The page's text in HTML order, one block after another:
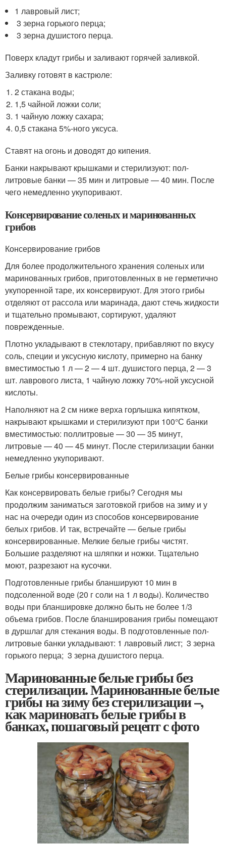
1 лавровый лист;
3 зерна горького перца;
3 зерна душистого перца.
Поверх кладут грибы и заливают горячей заливкой.
Заливку готовят в кастрюле:
2 стакана воды;
1,5 чайной ложки соли;
1 чайную ложку сахара;
0,5 стакана 5%-ного уксуса.
Ставят на огонь и доводят до кипения.
Банки накрывают крышками и стерилизуют: пол-
литровые банки — 35 мин и литровые — 40 мин. После
чего немедленно укупоривают.
Консервирование соленых и маринованных
грибов
Консервирование грибов
Для более продолжительного хранения соленых или
маринованных грибов, приготовленных в не герметично
укупоренной таре, их консервируют. Для этого грибы
отделяют от рассола или маринада, дают стечь жидкости
и тщательно промывают, сортируют, удаляют
поврежденные.
Плотно укладывают в стеклотару, прибавляют по вкусу
соль, специи и уксусную кислоту, примерно на банку
вместимостью 1 л — 2 — 4 шт. душистого перца, 2 — 3
шт. лаврового листа, 1 чайную ложку 70%-ной уксусной
кислоты.
Наполняют на 2 см ниже верха горлышка кипятком,
накрывают крышками и стерилизуют при 100°С банки
вместимостью: поллитровые — 30 — 35 минут,
литровые — 40 — 45 минут. После стерилизации банки
немедленно укупоривают.
Белые грибы консервированные
Как консервировать белые грибы? Сегодня мы
продолжим заниматься заготовкой грибов на зиму и у
нас на очереди один из способов консервирование
белых грибов. И так, встречайте — белые грибы
консервированные. Мелкие белые грибы чистят.
Большие разделяют на шляпки и ножки. Тщательно
моют, разрезают на кусочки.
Подготовленные грибы бланшируют 10 мин в
подсоленной воде (20 г соли на 1 л воды). Количество
воды при бланшировке должно быть не более 1/3
объема грибов. После бланширования грибы помещают
в дуршлаг для стекания воды. В подготовленные пол-
литровые банки укладывают: 1 лавровый лист; 3 зерна
горького перца; 3 зерна душистого перца.
Маринованные белые грибы без
стерилизации. Маринованные белые
грибы на зиму без стерилизации –,
как мариновать белые грибы в
банках, пошаговый рецепт с фото